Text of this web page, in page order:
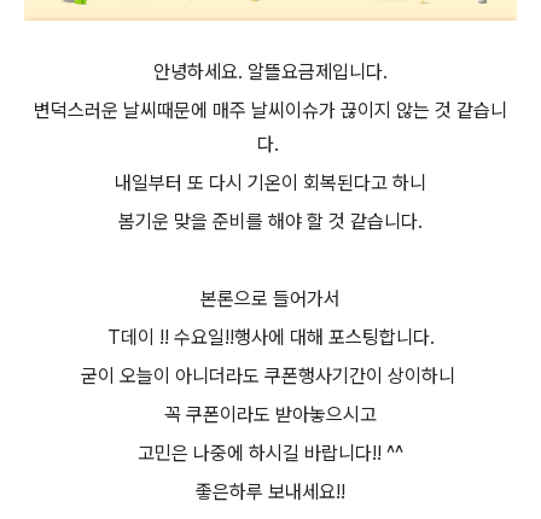
안녕하세요. 알뜰요금제입니다.
변덕스러운 날씨때문에 매주 날씨이슈가 끊이지 않는 것 같습니
다.
내일부터 또 다시 기온이 회복된다고 하니
봄기운 맞을 준비를 해야 할 것 같습니다.
본론으로 들어가서
T데이 !! 수요일!!행사에 대해 포스팅합니다.
굳이 오늘이 아니더라도 쿠폰행사기간이 상이하니
꼭 쿠폰이라도 받아놓으시고
고민은 나중에 하시길 바랍니다!! ^^
좋은하루 보내세요!!